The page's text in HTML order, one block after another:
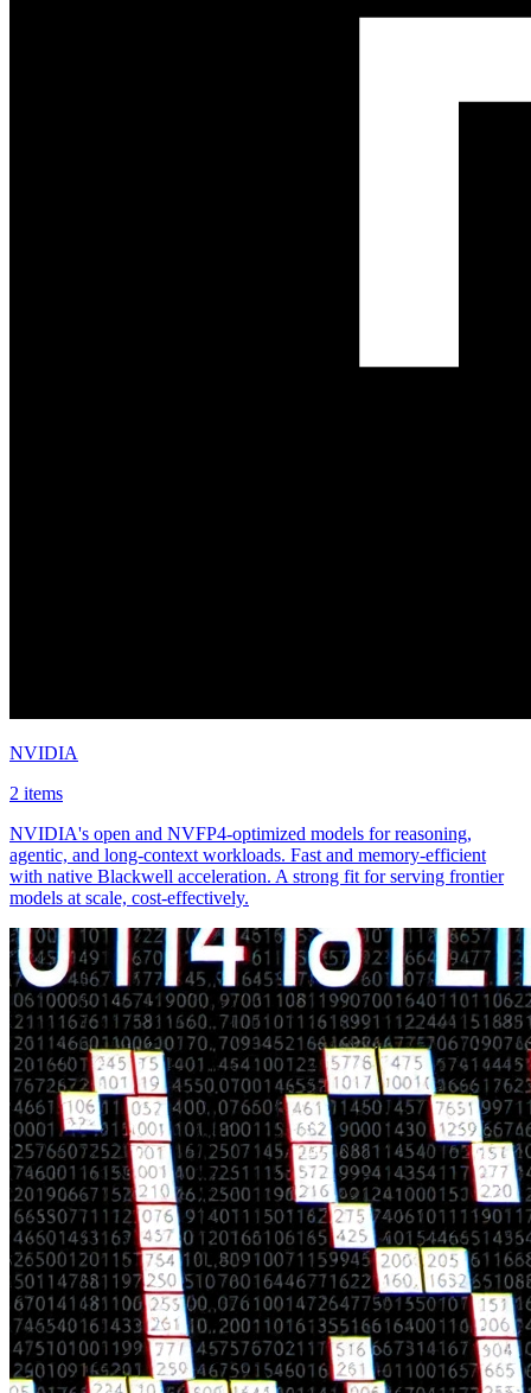
NVIDIA
2 items
NVIDIA's open and NVFP4-optimized models for reasoning,
agentic, and long-context workloads. Fast and memory-efficient
with native Blackwell acceleration. A strong fit for serving frontier
models at scale, cost-effectively.